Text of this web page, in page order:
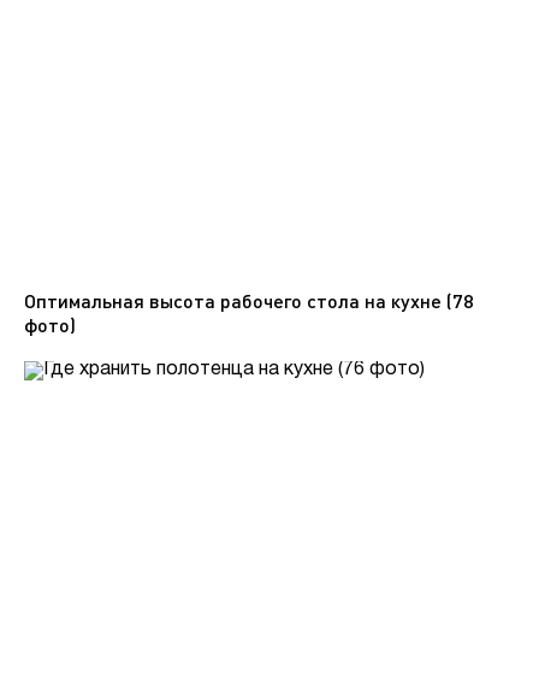
Оптимальная высота рабочего стола на кухне (78
фото)